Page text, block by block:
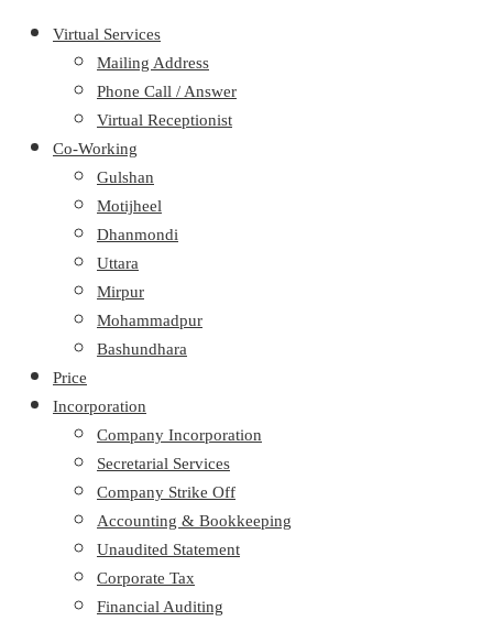
Virtual Services
Mailing Address
Phone Call / Answer
Virtual Receptionist
Co-Working
Gulshan
Motijheel
Dhanmondi
Uttara
Mirpur
Mohammadpur
Bashundhara
Price
Incorporation
Company Incorporation
Secretarial Services
Company Strike Off
Accounting & Bookkeeping
Unaudited Statement
Corporate Tax
Financial Auditing